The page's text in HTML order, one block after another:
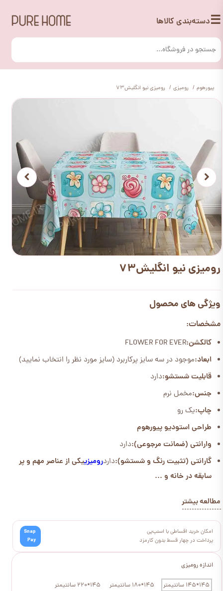
☰دسته‌بندی کالاها
پیورهوم رومیزی رومیزی نیو انگلیش73
اندازه رومیزی
145*145 سانتیمتر 145*180 سانتیمتر 145*220 سانتیمتر
رومیزی نیو انگلیش73
ویژگی های محصول
مشخصات:
کالکشن:FLOWER FOR EVER
ابعاد:موجود در سه سایز پرکاربرد (سایز مورد نظر را انتخاب نمایید)
قابلیت شستشو:دارد
جنس:مخمل نرم
چاپ:یک رو
طراحی استودیو پیورهوم
وارانتی (ضمانت مرجوعی):دارد
گارانتی (تثبیت رنگ و شستشو):داردرومیزییکی از عناصر مهم و پر
سابقه در خانه و ...
مطالعه بیشتر
امکان خرید اقساطی با اسنپ‌پی
پرداخت در چهار قسط بدون کارمزد
Snap
Pay